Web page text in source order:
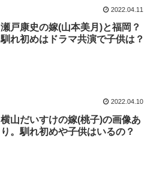
2022.04.11
瀬戸康史の嫁(山本美月)と福岡？
馴れ初めはドラマ共演で子供は？
2022.04.10
横山だいすけの嫁(桃子)の画像あ
り。馴れ初めや子供はいるの？